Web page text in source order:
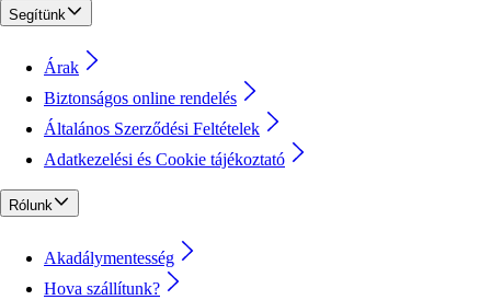
Segítünk
Árak
Biztonságos online rendelés
Általános Szerződési Feltételek
Adatkezelési és Cookie tájékoztató
Rólunk
Akadálymentesség
Hova szállítunk?